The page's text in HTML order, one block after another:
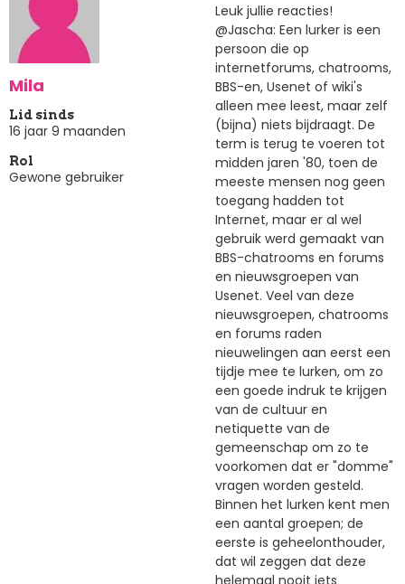
Mila
Lid sinds
16 jaar 9 maanden
Rol
Gewone gebruiker
Leuk jullie reacties!
@Jascha: Een lurker is een
persoon die op
internetforums, chatrooms,
BBS-en, Usenet of wiki's
alleen mee leest, maar zelf
(bijna) niets bijdraagt. De
term is terug te voeren tot
midden jaren '80, toen de
meeste mensen nog geen
toegang hadden tot
Internet, maar er al wel
gebruik werd gemaakt van
BBS-chatrooms en forums
en nieuwsgroepen van
Usenet. Veel van deze
nieuwsgroepen, chatrooms
en forums raden
nieuwelingen aan eerst een
tijdje mee te lurken, om zo
een goede indruk te krijgen
van de cultuur en
netiquette van de
gemeenschap om zo te
voorkomen dat er "domme"
vragen worden gesteld.
Binnen het lurken kent men
een aantal groepen; de
eerste is geheelonthouder,
dat wil zeggen dat deze
helemaal nooit iets